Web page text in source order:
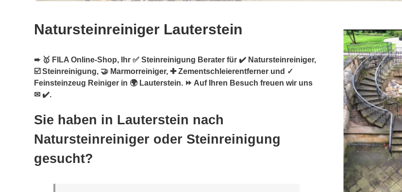
Natursteinreiniger Lauterstein
➨ 🥇 FILA Online-Shop, Ihr ✅ Steinreinigung Berater für ✔️ Natursteinreiniger,
☑️ Steinreinigung, 🤝 Marmorreiniger, ✚ Zementschleierentferner und ✓
Feinsteinzeug Reiniger in 🌍 Lauterstein. ⏩ Auf Ihren Besuch freuen wir uns
✉ ✔️.
Sie haben in Lauterstein nach
Natursteinreiniger oder Steinreinigung
gesucht?